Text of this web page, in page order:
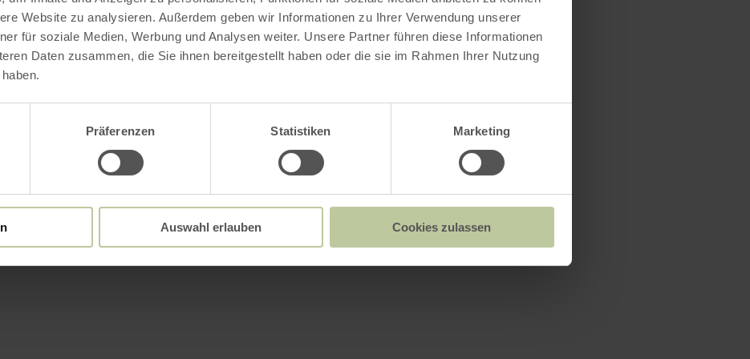
Website zu analysieren. Außerdem geben wir Informationen zu Ihrer Verwendung unserer
für soziale Medien, Werbung und Analysen weiter. Unsere Partner führen diese Informationen
Daten zusammen, die Sie ihnen bereitgestellt haben oder die sie im Rahmen Ihrer Nutzung
Präferenzen Statistiken Marketing
Auswahl erlauben Cookies zulassen